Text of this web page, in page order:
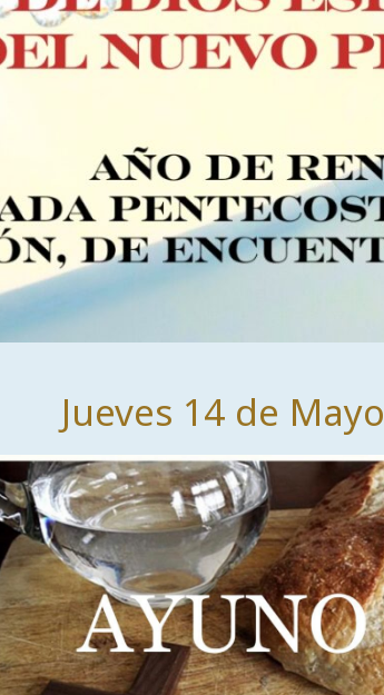
Jueves 14 de Mayo